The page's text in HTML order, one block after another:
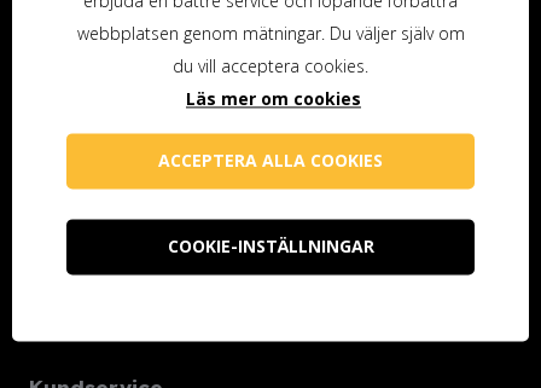
247 70 Genarp
Telefon (butiken): 040-48 25 74
info@ottossonfarg.com
Öppettider butiken
Måndag 10.00-18.00
Tisdag-fredag 10.00-16.00
webbplatsen genom mätningar. Du väljer själv om
du vill acceptera cookies.
Läs mer om cookies
ACCEPTERA ALLA COOKIES
COOKIE-INSTÄLLNINGAR